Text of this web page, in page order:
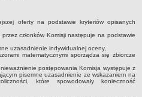
oferty na podstawie kryteriów opisanych
członków Komisji następuje na podstawie
uzasadnienie indywidualnej oceny,
matematycznymi sporządza się zbiorcze
postępowania Komisja występuje z
pisemne uzasadnienie ze wskazaniem na
które spowodowały konieczność